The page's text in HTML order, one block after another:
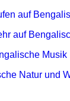
auf
auf
Musik
Natur und